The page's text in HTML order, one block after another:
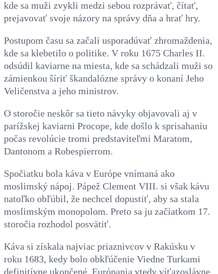
kde sa muži zvykli medzi sebou rozprávať, čítať,
prejavovať svoje názory na správy dňa a hrať hry.
Postupom času sa začali usporadúvať zhromaždenia,
kde sa klebetilo o politike. V roku 1675 Charles II.
odsúdil kaviarne na miesta, kde sa schádzali muži so
zámienkou šíriť škandalózne správy o konaní Jeho
Veličenstva a jeho ministrov.
O storočie neskôr sa tieto návyky objavovali aj v
parížskej kaviarni Procope, kde došlo k sprisahaniu
počas revolúcie tromi predstaviteľmi Maratom,
Dantonom a Robespierrom.
Spočiatku bola káva v Európe vnímaná ako
moslimský nápoj. Pápež Clement VIII. si však kávu
natoľko obľúbil, že nechcel dopustiť, aby sa stala
moslimským monopolom. Preto sa ju začiatkom 17.
storočia rozhodol posvätiť.
Káva si získala najviac priaznivcov v Rakúsku v
roku 1683, kedy bolo obkľúčenie Viedne Turkami
definitívne ukončené. Európania vtedy víťazoslávne